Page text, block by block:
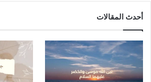
أحدث المقالات